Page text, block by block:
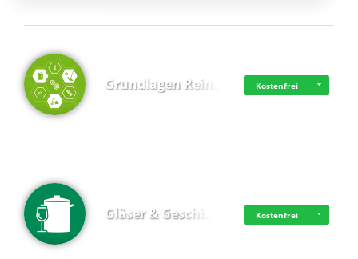
Grundlagen Rein… Kostenfrei
Gläser & Geschi… Kostenfrei